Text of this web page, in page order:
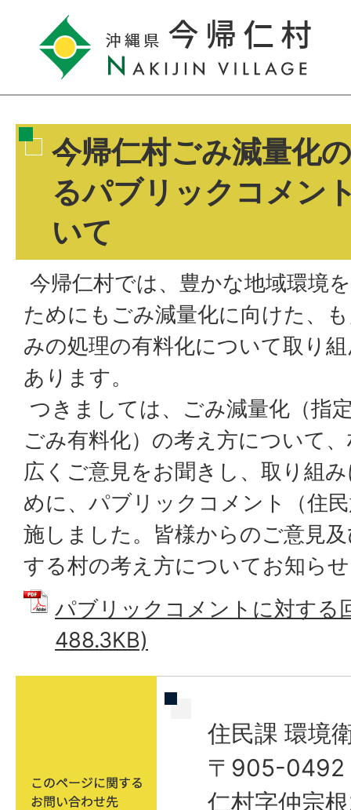
今帰仁村ごみ減量化
るパブリックコメン
いて
今帰仁村では、豊かな地域環境
ためにもごみ減量化に向けた、
みの処理の有料化について取り
あります。
つきましては、ごみ減量化（指
ごみ有料化）の考え方について
広くご意見をお聞きし、取り組
めに、パブリックコメント（住
施しました。皆様からのご意見
する村の考え方についてお知ら
パブリックコメントに対する
488.3KB)
住民課 環境
〒905-0492
仁村字仲宗